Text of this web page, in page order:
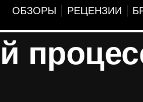
ОБЗОРЫ РЕЦЕНЗИИ